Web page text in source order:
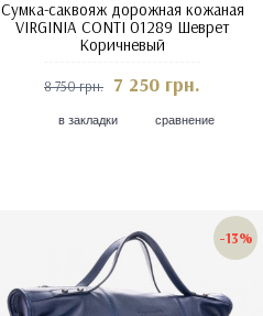
Сумка-саквояж дорожная кожаная
VIRGINIA CONTI 01289 Шеврет
Коричневый
8 750 грн. 7 250 грн.
в закладки сравнение
-13%